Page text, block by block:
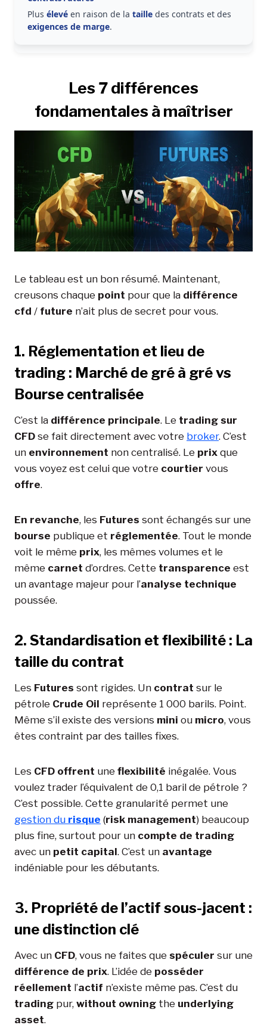
Plus élevé en raison de la taille des contrats et des
exigences de marge.
Les 7 différences
fondamentales à maîtriser
Le tableau est un bon résumé. Maintenant,
creusons chaque point pour que la différence
cfd / future n’ait plus de secret pour vous.
1. Réglementation et lieu de
trading : Marché de gré à gré vs
Bourse centralisée
C’est la différence principale. Le trading sur
CFD se fait directement avec votre broker. C’est
un environnement non centralisé. Le prix que
vous voyez est celui que votre courtier vous
offre.
En revanche, les Futures sont échangés sur une
bourse publique et réglementée. Tout le monde
voit le même prix, les mêmes volumes et le
même carnet d’ordres. Cette transparence est
un avantage majeur pour l’analyse technique
poussée.
2. Standardisation et flexibilité : La
taille du contrat
Les Futures sont rigides. Un contrat sur le
pétrole Crude Oil représente 1 000 barils. Point.
Même s’il existe des versions mini ou micro, vous
êtes contraint par des tailles fixes.
Les CFD offrent une flexibilité inégalée. Vous
voulez trader l’équivalent de 0,1 baril de pétrole ?
C’est possible. Cette granularité permet une
gestion du risque (risk management) beaucoup
plus fine, surtout pour un compte de trading
avec un petit capital. C’est un avantage
indéniable pour les débutants.
3. Propriété de l’actif sous-jacent :
une distinction clé
Avec un CFD, vous ne faites que spéculer sur une
différence de prix. L’idée de posséder
réellement l’actif n’existe même pas. C’est du
trading pur, without owning the underlying
asset.